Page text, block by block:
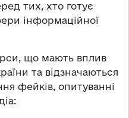
тих, хто готує
інформаційної
що мають вплив
та відзначаються
фейків, опитуванні